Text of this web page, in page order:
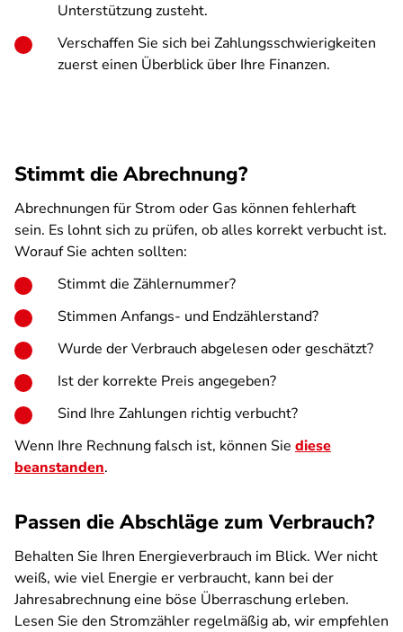
Unterstützung zusteht.
Verschaffen Sie sich bei Zahlungsschwierigkeiten
zuerst einen Überblick über Ihre Finanzen.
Stimmt die Abrechnung?
Abrechnungen für Strom oder Gas können fehlerhaft
sein. Es lohnt sich zu prüfen, ob alles korrekt verbucht ist.
Worauf Sie achten sollten:
Stimmt die Zählernummer?
Stimmen Anfangs- und Endzählerstand?
Wurde der Verbrauch abgelesen oder geschätzt?
Ist der korrekte Preis angegeben?
Sind Ihre Zahlungen richtig verbucht?
Wenn Ihre Rechnung falsch ist, können Sie diese
beanstanden.
Passen die Abschläge zum Verbrauch?
Behalten Sie Ihren Energieverbrauch im Blick. Wer nicht
weiß, wie viel Energie er verbraucht, kann bei der
Jahresabrechnung eine böse Überraschung erleben.
Lesen Sie den Stromzähler regelmäßig ab, wir empfehlen